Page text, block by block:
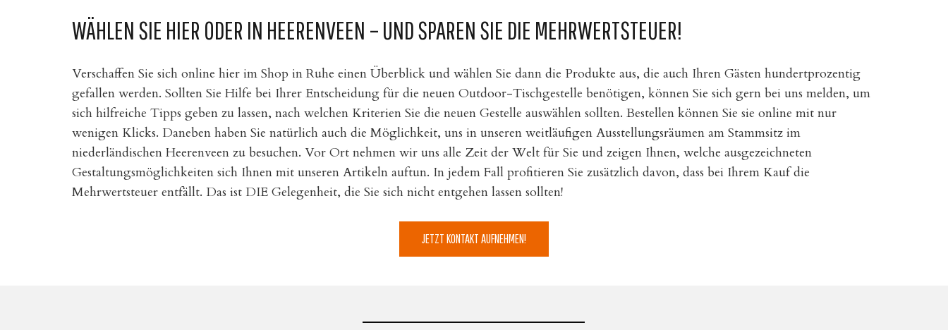
WÄHLEN SIE HIER ODER IN HEERENVEEN – UND SPAREN SIE DIE MEHRWERTSTEUER!
Verschaffen Sie sich online hier im Shop in Ruhe einen Überblick und wählen Sie dann die Produkte aus, die auch Ihren Gästen hundertprozentig
gefallen werden. Sollten Sie Hilfe bei Ihrer Entscheidung für die neuen Outdoor-Tischgestelle benötigen, können Sie sich gern bei uns melden, um
sich hilfreiche Tipps geben zu lassen, nach welchen Kriterien Sie die neuen Gestelle auswählen sollten. Bestellen können Sie sie online mit nur
wenigen Klicks. Daneben haben Sie natürlich auch die Möglichkeit, uns in unseren weitläufigen Ausstellungsräumen am Stammsitz im
niederländischen Heerenveen zu besuchen. Vor Ort nehmen wir uns alle Zeit der Welt für Sie und zeigen Ihnen, welche ausgezeichneten
Gestaltungsmöglichkeiten sich Ihnen mit unseren Artikeln auftun. In jedem Fall profitieren Sie zusätzlich davon, dass bei Ihrem Kauf die
Mehrwertsteuer entfällt. Das ist DIE Gelegenheit, die Sie sich nicht entgehen lassen sollten!
JETZT KONTAKT AUFNEHMEN!